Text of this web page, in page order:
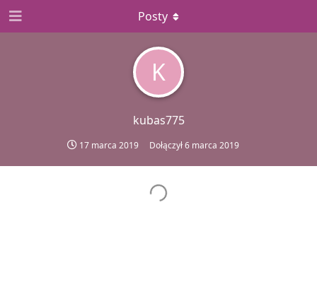
K
kubas775
17 marca 2019 Dołączył6 marca 2019
Posty